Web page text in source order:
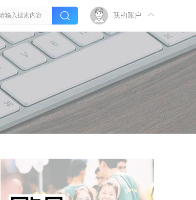
我的账户